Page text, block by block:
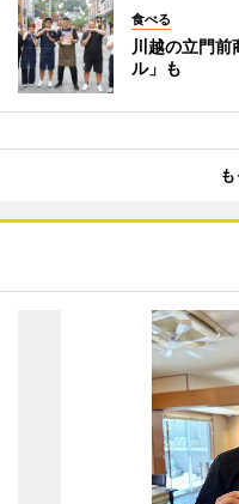
食べる
川越の立門
ル」も